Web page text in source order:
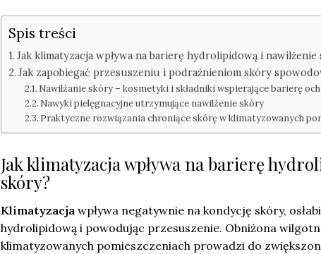
Spis treści
Jak klimatyzacja wpływa na barierę hydrolipidową i nawilżenie
Jak zapobiegać przesuszeniu i podrażnieniom skóry
Nawilżanie skóry – kosmetyki i składniki wspierające barierę
Nawyki pielęgnacyjne utrzymujące nawilżenie skóry
Praktyczne rozwiązania chroniące skórę w klimatyzowanych
Jak klimatyzacja wpływa na barierę
skóry?
Klimatyzacja wpływa negatywnie na kondycję skóry,
hydrolipidową i powodując przesuszenie. Obniżona
klimatyzowanych pomieszczeniach prowadzi do